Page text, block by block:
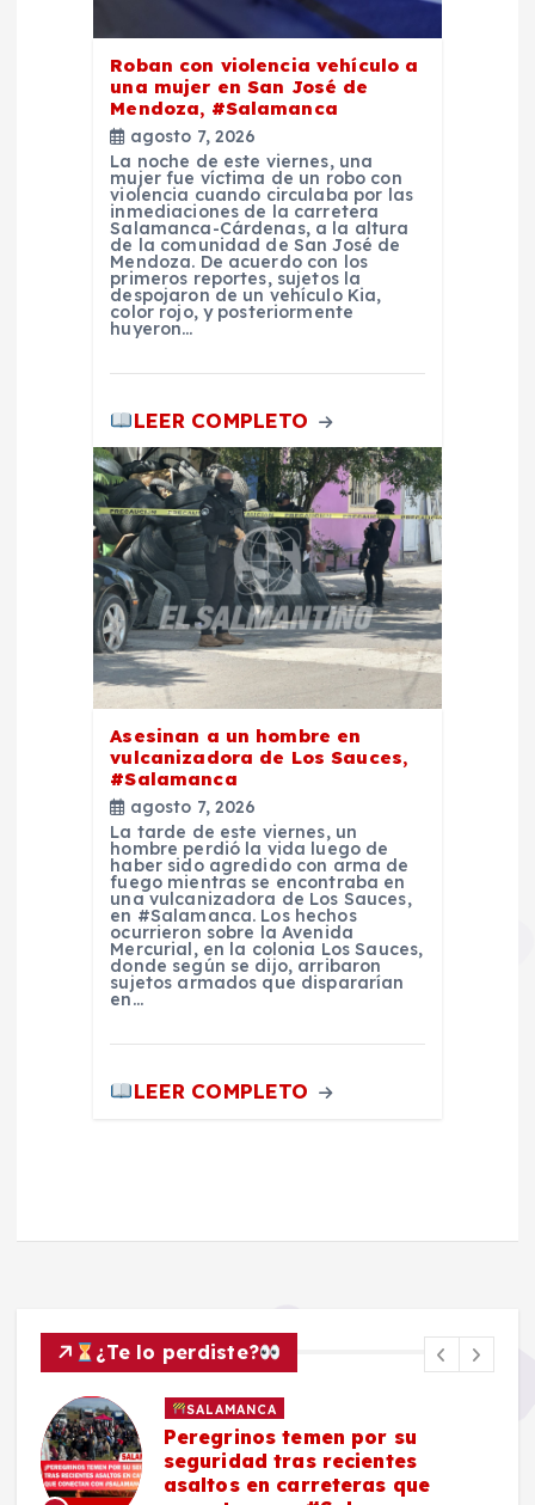
Roban con violencia vehículo a
una mujer en San José de
Mendoza, #Salamanca
agosto 7, 2026
La noche de este viernes, una
mujer fue víctima de un robo con
violencia cuando circulaba por las
inmediaciones de la carretera
Salamanca-Cárdenas, a la altura
de la comunidad de San José de
Mendoza. De acuerdo con los
primeros reportes, sujetos la
despojaron de un vehículo Kia,
color rojo, y posteriormente
huyeron…
LEER COMPLETO
Asesinan a un hombre en
vulcanizadora de Los Sauces,
#Salamanca
agosto 7, 2026
La tarde de este viernes, un
hombre perdió la vida luego de
haber sido agredido con arma de
fuego mientras se encontraba en
una vulcanizadora de Los Sauces,
en #Salamanca. Los hechos
ocurrieron sobre la Avenida
Mercurial, en la colonia Los Sauces,
donde según se dijo, arribaron
sujetos armados que dispararían
en…
LEER COMPLETO
¿Te lo perdiste?
SALAMANCA
Peregrinos temen por su
seguridad tras recientes
asaltos en carreteras que